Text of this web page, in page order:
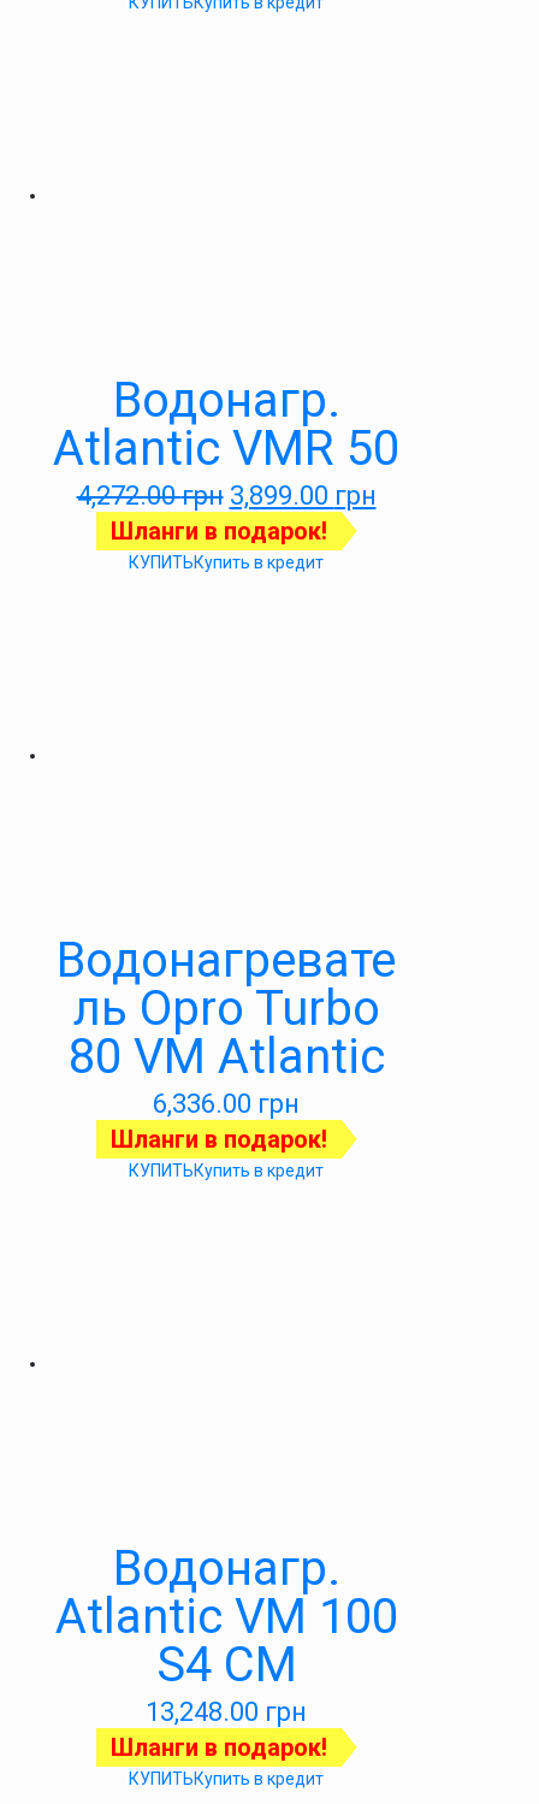
Водонагр.
Atlantic VMR 50
4,272.00грн 3,899.00 грн
Шланги в подарок!
КУПИТЬКупить в кредит
Водонагревате
ль Opro Turbo
80 VM Atlantic
6,336.00 грн
Шланги в подарок!
КУПИТЬКупить в кредит
Водонагр.
Atlantic VM 100
S4 CM
13,248.00 грн
Шланги в подарок!
КУПИТЬКупить в кредит